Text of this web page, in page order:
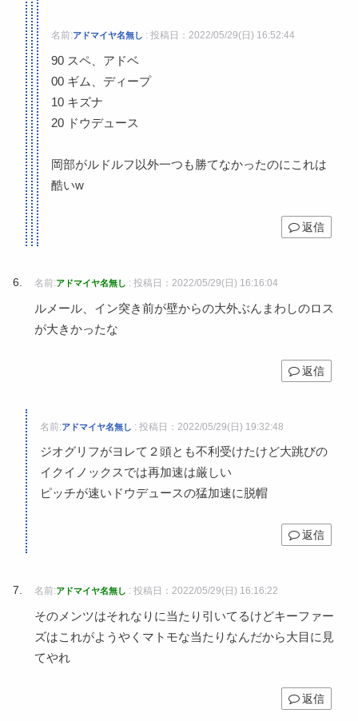
名前:アドマイヤ名無し : 投稿日：2022/05/29(日) 16:52:44
90 スペ、アドベ
00 ギム、ディープ
10 キズナ
20 ドウデュース
岡部がルドルフ以外一つも勝てなかったのにこれは
酷いw
返信
名前:アドマイヤ名無し : 投稿日：2022/05/29(日) 16:16:04
ルメール、イン突き前が壁からの大外ぶんまわしのロス
が大きかったな
返信
名前:アドマイヤ名無し : 投稿日：2022/05/29(日) 19:32:48
ジオグリフがヨレて２頭とも不利受けたけど大跳びの
イクイノックスでは再加速は厳しい
ピッチが速いドウデュースの猛加速に脱帽
返信
名前:アドマイヤ名無し : 投稿日：2022/05/29(日) 16:16:22
そのメンツはそれなりに当たり引いてるけどキーファー
ズはこれがようやくマトモな当たりなんだから大目に見
てやれ
返信